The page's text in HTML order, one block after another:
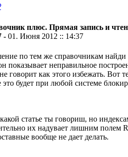
плюс. Прямая запись и
- 01. Июня 2012 :: 14:37
по тем же справочникам найди
показывает неправильное
говорит как этого избежать. Вот
будет при любой системе
статье ты говориш, но
их надувает лишним полем
вообще не дает делать.